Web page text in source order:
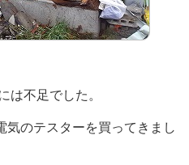
は不足でした。
気のテスターを買ってきまし